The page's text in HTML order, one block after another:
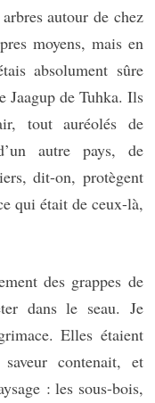
autour de chez
moyens, mais en
absolument sûre
Jaagup de Tuhka. Ils
tout auréolés de
autre pays, de
dit-on, protègent
qui était de ceux-là,
des grappes de
dans le seau. Je
Elles étaient
contenait, et
: les sous-bois,